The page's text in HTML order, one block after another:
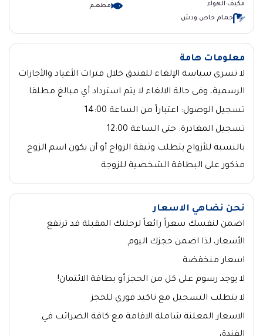
مكيف الهواء
حمام خاص ودش
مطعــم
معلومات هامة
لا تسرى سياسة الإلغاء للفندق خلال فترات الأعياد والأجازات
الرسمية، وفى حالة الالغاء لا يتم استرداد أي مبالغ مطلقا.
تسجيل الوصول: اعتباراً من الساعة 14:00
تسجيل المغادرة: حتى الساعة 12:00
بالنسبة للأزواج يتطلب وثيقة الزواج أو أن يكون اسم الزوج
مذكور على البطاقة الشخصية للزوجة
نحن نضاهي الاسعار
اضمن لنفسك سعراً رائعاً لرحلتك المقبلة قد ترتفع
الأسعار، لذا اضمن حجزك اليوم.
اسعار منخفضة
لا يوجد رسوم على كل من الحجز أو بطاقة الائتمان!
لا يتطلب التسجيل مع تاكيد فوري للحجز
الاسعار المعلنة شاملة الاقامة مع كافة الضرائب في